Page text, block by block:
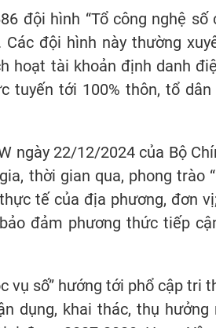
đội hình “Tổ công nghệ
đội hình này thường
hoạt tài khoản định danh
tuyến tới 100% thôn, tổ
ngày 22/12/2024 của Bộ
thời gian qua, phong trào
tế của địa phương, đơn
đảm phương thức tiếp
số” hướng tới phổ cập tri
dụng, khai thác, thụ hưởng